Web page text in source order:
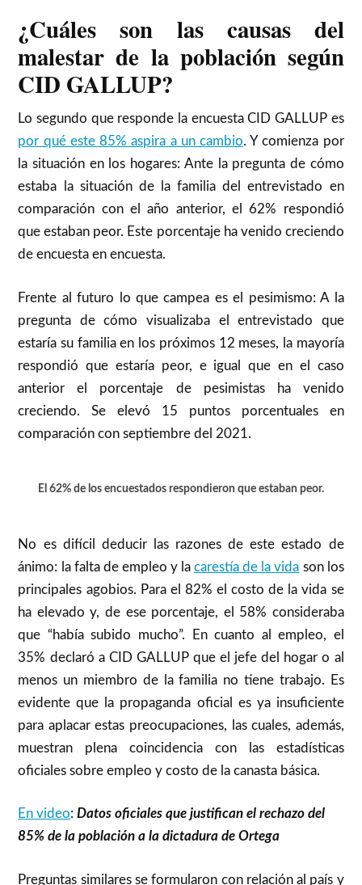
¿Cuáles son las causas del
malestar de la población según
CID GALLUP?
Lo segundo que responde la encuesta CID GALLUP es
por qué este 85% aspira a un cambio. Y comienza por
la situación en los hogares: Ante la pregunta de cómo
estaba la situación de la familia del entrevistado en
comparación con el año anterior, el 62% respondió
que estaban peor. Este porcentaje ha venido creciendo
de encuesta en encuesta.
Frente al futuro lo que campea es el pesimismo: A la
pregunta de cómo visualizaba el entrevistado que
estaría su familia en los próximos 12 meses, la mayoría
respondió que estaría peor, e igual que en el caso
anterior el porcentaje de pesimistas ha venido
creciendo. Se elevó 15 puntos porcentuales en
comparación con septiembre del 2021.
El 62% de los encuestados respondieron que estaban peor.
No es difícil deducir las razones de este estado de
ánimo: la falta de empleo y lacarestía de la vida son los
principales agobios. Para el 82% el costo de la vida se
ha elevado y, de ese porcentaje, el 58% consideraba
que “había subido mucho”. En cuanto al empleo, el
35% declaró a CID GALLUP que el jefe del hogar o al
menos un miembro de la familia no tiene trabajo. Es
evidente que la propaganda oficial es ya insuficiente
para aplacar estas preocupaciones, las cuales, además,
muestran plena coincidencia con las estadísticas
oficiales sobre empleo y costo de la canasta básica.
En video:Datos oficiales que justifican el rechazo del
85% de la población a la dictadura de Ortega
Preguntas similares se formularon con relación al país y